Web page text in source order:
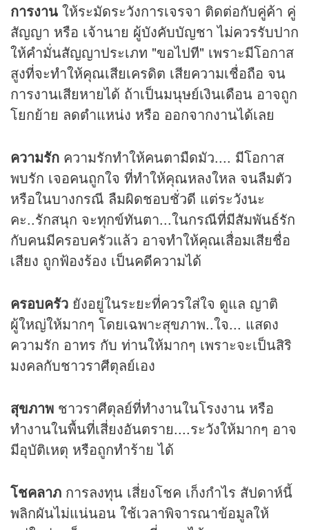
การงาน ให้ระมัดระวังการเจรจา ติดต่อกับคู่ค้า คู่
สัญญา หรือ เจ้านาย ผู้บังคับบัญชา ไม่ควรรับปาก
ให้คำมั่นสัญญาประเภท "ขอไปที" เพราะมีโอกาส
สูงที่จะทำให้คุณเสียเครดิต เสียความเชื่อถือ จน
การงานเสียหายได้ ถ้าเป็นมนุษย์เงินเดือน อาจถูก
โยกย้าย ลดตำแหน่ง หรือ ออกจากงานได้เลย
ความรัก ความรักทำให้คนตามืดมัว.... มีโอกาส
พบรัก เจอคนถูกใจ ที่ทำให้คุณหลงใหล จนลืมตัว
หรือในบางกรณี ลืมผิดชอบชั่วดี แต่ระวังนะ
คะ..รักสนุก จะทุกข์ทันตา...ในกรณีที่มีสัมพันธ์รัก
กับคนมีครอบครัวแล้ว อาจทำให้คุณเสื่อมเสียชื่อ
เสียง ถูกฟ้องร้อง เป็นคดีความได้
ครอบครัว ยังอยู่ในระยะที่ควรใส่ใจ ดูแล ญาติ
ผู้ใหญ่ให้มากๆ โดยเฉพาะสุขภาพ..ใจ... แสดง
ความรัก อาทร กับ ท่านให้มากๆ เพราะจะเป็นสิริ
มงคลกับชาวราศีตุลย์เอง
สุขภาพ ชาวราศีตุลย์ที่ทำงานในโรงงาน หรือ
ทำงานในพื้นที่เสี่ยงอันตราย....ระวังให้มากๆ อาจ
มีอุบัติเหตุ หรือถูกทำร้าย ได้
โชคลาภ การลงทุน เสี่ยงโชค เก็งกำไร สัปดาห์นี้
พลิกผันไม่แน่นอน ใช้เวลาพิจารณาข้อมูลให้